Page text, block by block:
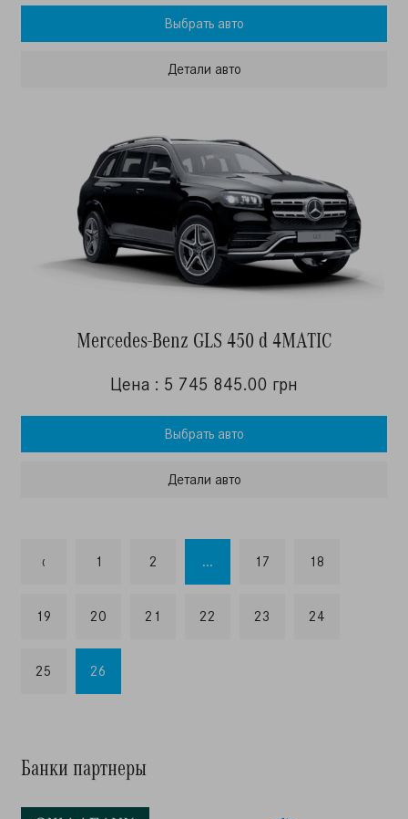
Выбрать авто
Детали авто
Mercedes-Benz GLS 450 d 4MATIC
Цена : 5 745 845.00 грн
Выбрать авто
Детали авто
‹ 1 2 ... 17 18
19 20 21 22 23 24
25 26
Банки партнеры